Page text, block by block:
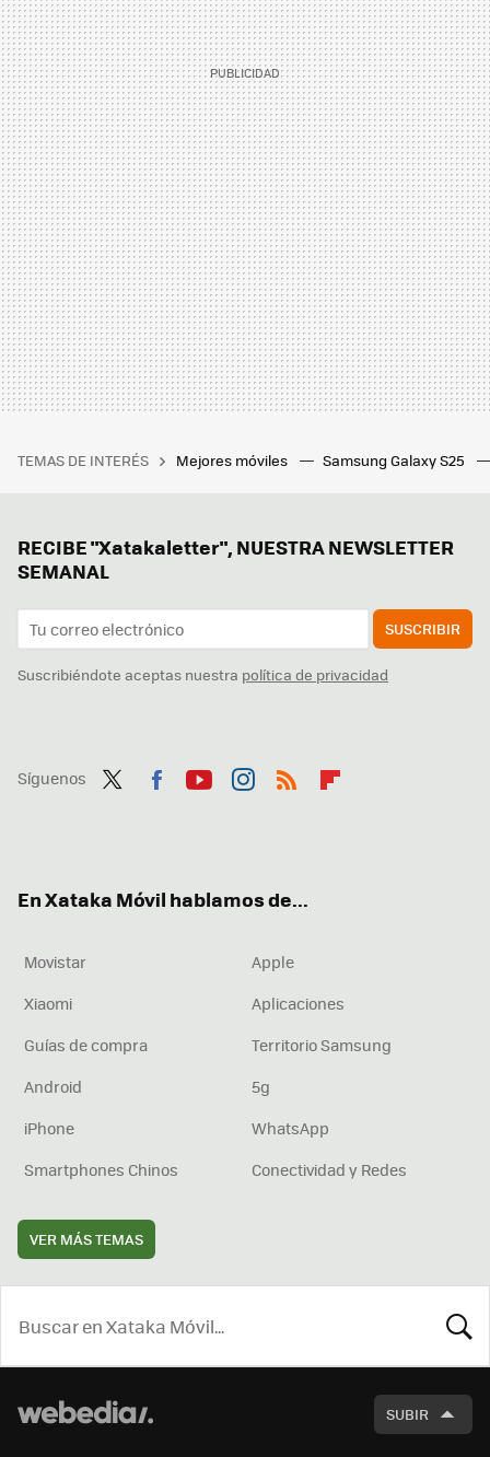
TEMAS DE INTERÉS Mejores móviles Samsung Galaxy S25
RECIBE "Xatakaletter", NUESTRA NEWSLETTER
SEMANAL
SUSCRIBIR
Suscribiéndote aceptas nuestra política de privacidad
Síguenos
En Xataka Móvil hablamos de...
Movistar
Apple
Xiaomi
Aplicaciones
Guías de compra
Territorio Samsung
Android
5g
iPhone
WhatsApp
Smartphones Chinos
Conectividad y Redes
VER MÁS TEMAS
SUBIR